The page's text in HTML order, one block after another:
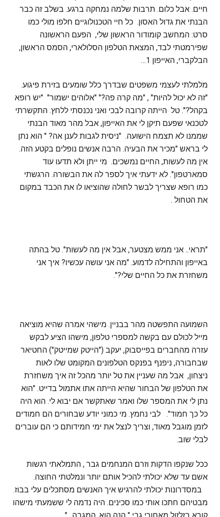
חיים. אבל כלום. תרבות שלמה נמחקה ברגע. בשלב זה כבר
הבנתי את גדול האסון. כל חיי הטכנולוגיים חלפו מולי כמו
סרט: המחשב קומודור הראשון שלי, הפעם הראשונה
שפירמטתי לבד, המצאת הטלפון הסלולארי, הסמס הראשון,
הבלקברי, האייפון 1…
מלמלתי לעצמי משפטים שבדרך כלל שומעים בזירת פיגוע.
"זה לא יכול להיות" , "מה קרה פה?" "אלוהים ישמור" "יש רופא
בקהל?". טל הייתה קרובה לבכי ואני נכנסתי ללחץ. התקשרתי
לטכנאי שפעם תיקן לי את האייפון, אבל מהר מאוד הבנתי
שממנו לא תצמח הישועה. "ניסית לגבות לענן אה? " הוא נתן
לי בראש "מכיר את הבעיה. הרבה אנשים נופלים בקטע הזה.
אין מה לעשות, החיים נמשכים. מי ייתן ולא תדעו עוד
סמארטפון". לא ידעתי איך לספר לה את הבשורה. הרגשתי
כמו רופא שצריך לבשר לחולה שהוציאו לו את הכבד במקום
את הטחול .
"תראי.. אני ממש מצטער, אבל אין מה לעשות". טל בהתה
באייפון והתחילה לדמוע. "מה אני עושה עכשיו? איך אני
משחזרת את כל החיים שלי?".
השמועה התפשטה מהר בבניין. מישהי אמרה שהיא מוציאה
מייל לכולם עם בקשה למספרי טלפון, מישהו הציע לבקש
עזרה מהחברים בפייסבוק, יעקב ("הייטק שמייטק") החטיאר
שבחבורה, ניפנף בפנקס הטלפונים המקומט שלו לאות
ניצחון, אבל מה שעניין את טל יותר מהכל זה איך משחזרת
את הטלפון של הבחור שהיא הייתה אתו אתמול בדייט. "הוא
נתן לי את המספר שלו ואמר שאתקשר אם יבוא לי. הוא היה
כל כך חמוד". לבי נחמץ. מי כמוני יודע שבחורים הם חמודים
לזמן מוגבל מאוד, וצריך לנצל את ימי חמידותם כי הם עוברים
לבלי שוב.
ככל שנקפו הדקות וזרם המנחמים גבר , התמלאתי רגשות
אשם עד שלא יכולתי להכיל אותם יותר ונמלטתי החוצה.
במסדרונות יכולתי להרגיש איך האנשים מסתכלים עלי בבוז.
מבטיהם חתכו אותי כמו סכינים. היה נדמה לי ששמעתי מישהו